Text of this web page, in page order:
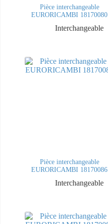
Pièce interchangeable
EURORICAMBI 18170080
Interchangeable
Pièce interchangeable
EURORICAMBI 18170086
Interchangeable